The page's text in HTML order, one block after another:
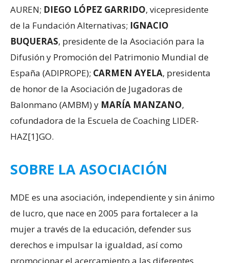
AUREN; DIEGO LÓPEZ GARRIDO, vicepresidente
de la Fundación Alternativas; IGNACIO
BUQUERAS, presidente de la Asociación para la
Difusión y Promoción del Patrimonio Mundial de
España (ADIPROPE); CARMEN AYELA, presidenta
de honor de la Asociación de Jugadoras de
Balonmano (AMBM) y MARÍA MANZANO,
cofundadora de la Escuela de Coaching LIDER-
HAZ[1]GO.
SOBRE LA ASOCIACIÓN
MDE es una asociación, independiente y sin ánimo
de lucro, que nace en 2005 para fortalecer a la
mujer a través de la educación, defender sus
derechos e impulsar la igualdad, así como
promocionar el acercamiento a las diferentes